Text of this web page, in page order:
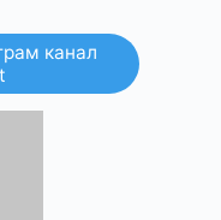
канал